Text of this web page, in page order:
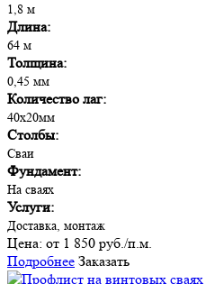
1,8 м
Длина:
64 м
Толщина:
0,45 мм
Количество лаг:
40х20мм
Столбы:
Сваи
Фундамент:
На сваях
Услуги:
Доставка, монтаж
Цена: от 1 850 руб./п.м.
Подробнее Заказать